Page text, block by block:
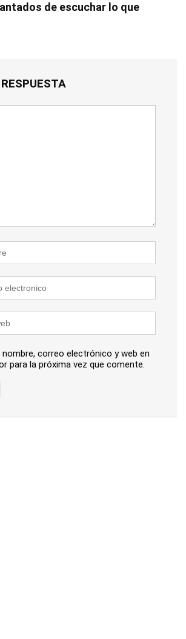
de escuchar lo que
nombre, correo electrónico y web en
para la próxima vez que comente.